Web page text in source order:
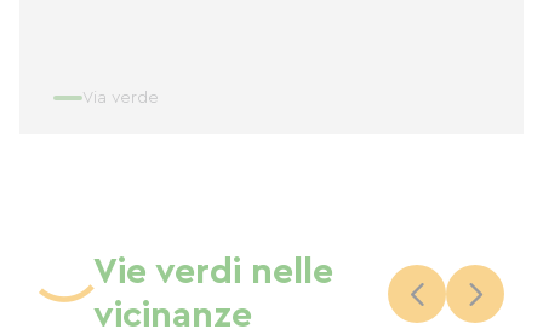
Via verde
Vie verdi nelle
vicinanze